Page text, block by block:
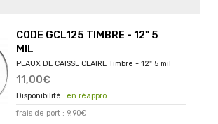
CODE GCL125 TIMBRE - 12" 5
MIL
PEAUX DE CAISSE CLAIRE Timbre - 12" 5 mil
11,00€
en réappro.
frais de port : 9,90€